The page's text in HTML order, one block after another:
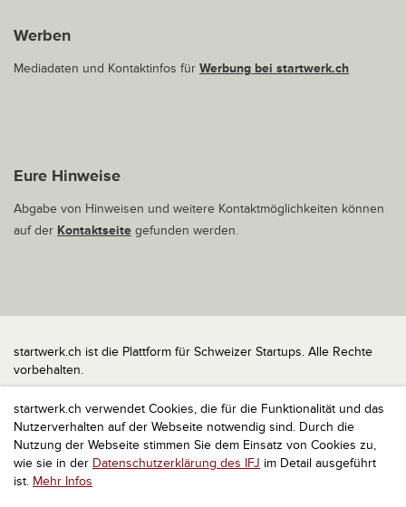
startwerk.ch verwendet Cookies, die für die Funktionalität und das
Nutzerverhalten auf der Webseite notwendig sind. Durch die
Nutzung der Webseite stimmen Sie dem Einsatz von Cookies zu,
wie sie in der Datenschutzerklärung des IFJ im Detail ausgeführt
ist. Mehr Infos
Werben
Mediadaten und Kontaktinfos für Werbung bei startwerk.ch
Eure Hinweise
Abgabe von Hinweisen und weitere Kontaktmöglichkeiten können
auf der Kontaktseite gefunden werden.
startwerk.ch ist die Plattform für Schweizer Startups. Alle Rechte
vorbehalten.
Impressum
Kontakt
nach oben